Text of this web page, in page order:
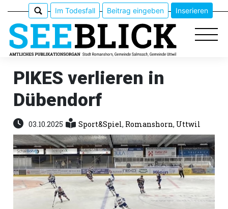
Epaper
Veranstaltungen
Erlebnisführer
App
Im Todesfall Beitrag eingeben Inserieren
PIKES verlieren in
Dübendorf
03.10.2025 Sport&Spiel, Romanshorn, Uttwil